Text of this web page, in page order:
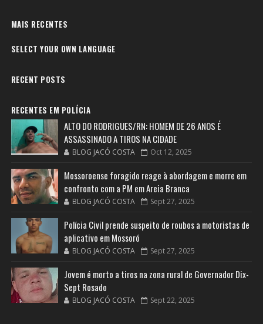
MAIS RECENTES
SELECT YOUR OWN LANGUAGE
RECENT POSTS
RECENTES EM POLÍCIA
ALTO DO RODRIGUES/RN: HOMEM DE 26 ANOS É
ASSASSINADO A TIROS NA CIDADE
BLOG JACÓ COSTA Oct 12, 2025
Mossoroense foragido reage à abordagem e morre em
confronto com a PM em Areia Branca
BLOG JACÓ COSTA Sept 27, 2025
Polícia Civil prende suspeito de roubos a motoristas de
aplicativo em Mossoró
BLOG JACÓ COSTA Sept 27, 2025
Jovem é morto a tiros na zona rural de Governador Dix-
Sept Rosado
BLOG JACÓ COSTA Sept 22, 2025